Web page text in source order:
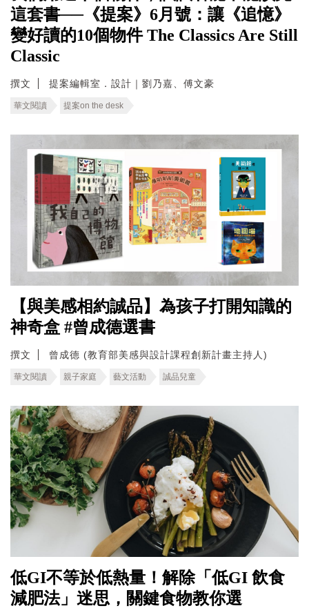
這套書──《提案》6月號：讓《追憶》
變好讀的10個物件 The Classics Are Still
Classic
撰文 提案編輯室．設計｜劉乃嘉、傅文豪
華文閱讀 提案on the desk
【與美感相約誠品】為孩子打開知識的
神奇盒 #曾成德選書
撰文 曾成德 (教育部美感與設計課程創新計畫主持人)
華文閱讀 親子家庭 藝文活動 誠品兒童
低GI不等於低熱量！解除「低GI 飲食
減肥法」迷思，關鍵食物教你選